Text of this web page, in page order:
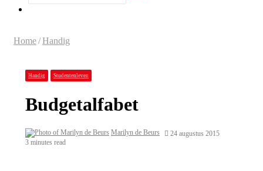
Home/Handig
Handig Studentenleven
Budgetalfabet
Marilyn de Beurs
24 augustus 2015
3 minutes read